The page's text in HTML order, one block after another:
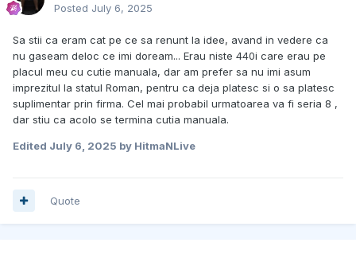
Posted July 6, 2025
Sa stii ca eram cat pe ce sa renunt la idee, avand in vedere ca
nu gaseam deloc ce imi doream... Erau niste 440i care erau pe
placul meu cu cutie manuala, dar am prefer sa nu imi asum
imprezitul la statul Roman, pentru ca deja platesc si o sa platesc
suplimentar prin firma. Cel mai probabil urmatoarea va fi seria 8 ,
dar stiu ca acolo se termina cutia manuala.
Edited July 6, 2025 by HitmaNLive
Quote